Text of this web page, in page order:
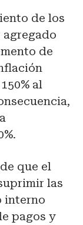
de los
de
al
que el
las
interno
pagos y